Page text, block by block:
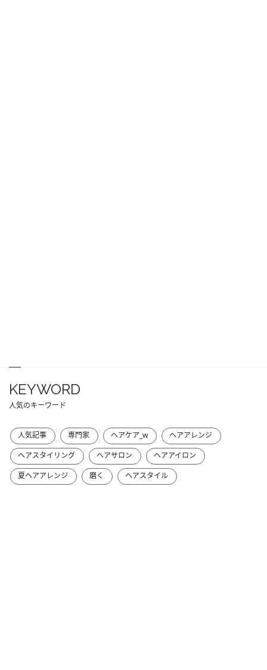
KEYWORD
人気のキーワード
人気記事 専門家 ヘアケア_w
ヘアアレンジ
ヘアスタイリング
ヘアサロン
ヘアアイロン
夏ヘアアレンジ
磨く ヘアスタイル